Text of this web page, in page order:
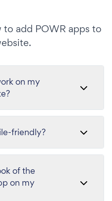
add POWR apps to
on my
friendly?
of the
on my